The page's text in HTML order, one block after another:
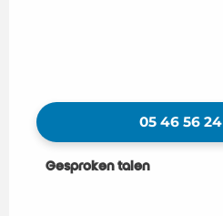
05 46 56 24
Gesproken talen
Gesproken talen